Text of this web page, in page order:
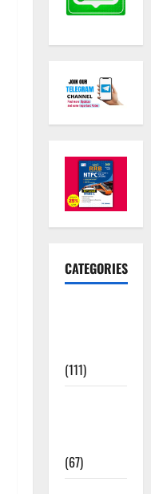
CATEGORIES
(111)
(67)